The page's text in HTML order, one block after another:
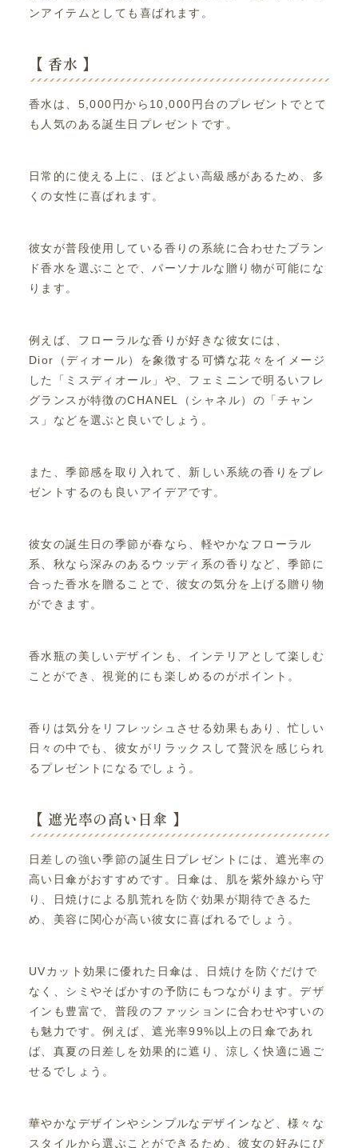
ンアイテムとしても喜ばれます。
【 香水 】
香水は、5,000円から10,000円台のプレゼントでとて
も人気のある誕生日プレゼントです。
日常的に使える上に、ほどよい高級感があるため、多
くの女性に喜ばれます。
彼女が普段使用している香りの系統に合わせたブラン
ド香水を選ぶことで、パーソナルな贈り物が可能にな
ります。
例えば、フローラルな香りが好きな彼女には、
Dior（ディオール）を象徴する可憐な花々をイメージ
した「ミスディオール」や、フェミニンで明るいフレ
グランスが特徴のCHANEL（シャネル）の「チャン
ス」などを選ぶと良いでしょう。
また、季節感を取り入れて、新しい系統の香りをプレ
ゼントするのも良いアイデアです。
彼女の誕生日の季節が春なら、軽やかなフローラル
系、秋なら深みのあるウッディ系の香りなど、季節に
合った香水を贈ることで、彼女の気分を上げる贈り物
ができます。
香水瓶の美しいデザインも、インテリアとして楽しむ
ことができ、視覚的にも楽しめるのがポイント。
香りは気分をリフレッシュさせる効果もあり、忙しい
日々の中でも、彼女がリラックスして贅沢を感じられ
るプレゼントになるでしょう。
【 遮光率の高い日傘 】
日差しの強い季節の誕生日プレゼントには、遮光率の
高い日傘がおすすめです。日傘は、肌を紫外線から守
り、日焼けによる肌荒れを防ぐ効果が期待できるた
め、美容に関心が高い彼女に喜ばれるでしょう。
UVカット効果に優れた日傘は、日焼けを防ぐだけで
なく、シミやそばかすの予防にもつながります。デザ
インも豊富で、普段のファッションに合わせやすいの
も魅力です。例えば、遮光率99%以上の日傘であれ
ば、真夏の日差しを効果的に遮り、涼しく快適に過ご
せるでしょう。
華やかなデザインやシンプルなデザインなど、様々な
スタイルから選ぶことができるため、彼女の好みにぴ